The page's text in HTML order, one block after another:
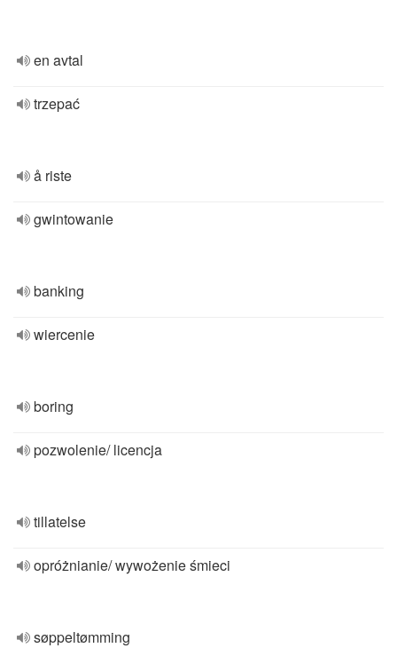
en avtal
trzepać
å riste
gwintowanie
banking
wiercenie
boring
pozwolenie/ licencja
tillatelse
opróżnianie/ wywożenie śmieci
søppeltømming